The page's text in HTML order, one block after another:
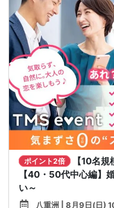
ポイント2倍
【10名規
【40・50代中心編】
い～
八重洲 | 8月9日(日)